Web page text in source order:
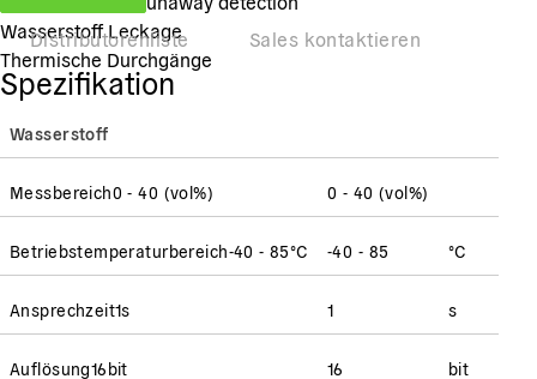
Wasserstoff Leckage
Thermische Durchgänge
Distributorenliste Sales kontaktieren
Spezifikation
Wasserstoff
Messbereich0 - 40 (vol%) 0 - 40 (vol%)
Betriebstemperaturbereich-40 - 85°C -40 - 85 °C
Ansprechzeit1s 1 s
Auflösung16bit 16 bit